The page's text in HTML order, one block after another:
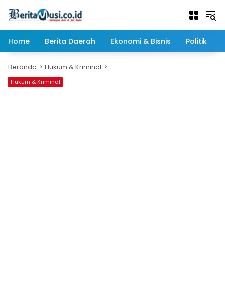
Home
Berita Daerah Ekonomi & Bisnis Politik
Beranda Hukum & Kriminal
Hukum & Kriminal